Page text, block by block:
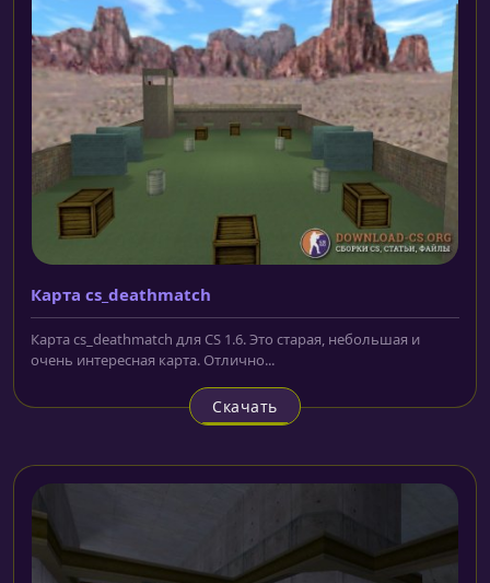
Карта cs_deathmatch
Карта cs_deathmatch для CS 1.6. Это старая, небольшая и
очень интересная карта. Отлично...
Скачать